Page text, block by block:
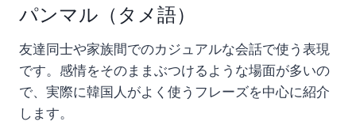
パンマル（タメ語）
友達同士や家族間でのカジュアルな会話で使う表現
です。感情をそのままぶつけるような場面が多いの
で、実際に韓国人がよく使うフレーズを中心に紹介
します。